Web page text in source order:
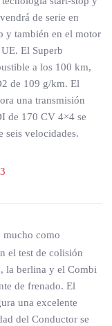
de serie en
y también en el motor
El Superb
a los 100 km,
de 109 g/km. El
una transmisión
de 170 CV 4×4 se
seis velocidades.
mucho como
el test de colisión
la berlina y el Combi
de frenado. El
una excelente
del Conductor se